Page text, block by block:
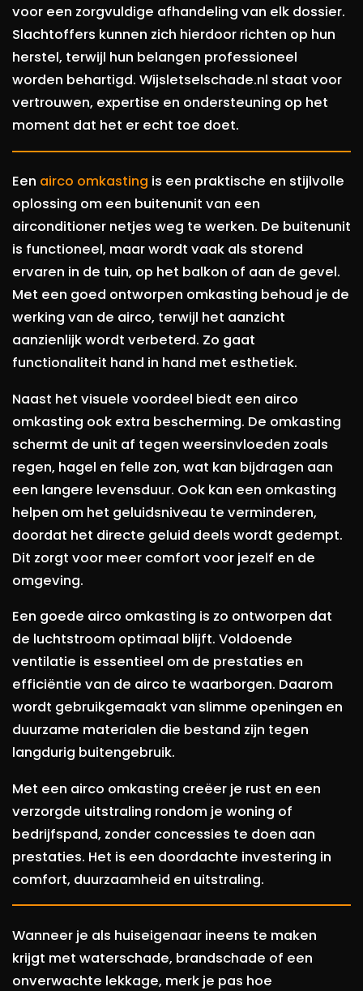
voor een zorgvuldige afhandeling van elk dossier.
Slachtoffers kunnen zich hierdoor richten op hun
herstel, terwijl hun belangen professioneel
worden behartigd. Wijsletselschade.nl staat voor
vertrouwen, expertise en ondersteuning op het
moment dat het er echt toe doet.
Een airco omkasting is een praktische en stijlvolle
oplossing om een buitenunit van een
airconditioner netjes weg te werken. De buitenunit
is functioneel, maar wordt vaak als storend
ervaren in de tuin, op het balkon of aan de gevel.
Met een goed ontworpen omkasting behoud je de
werking van de airco, terwijl het aanzicht
aanzienlijk wordt verbeterd. Zo gaat
functionaliteit hand in hand met esthetiek.
Naast het visuele voordeel biedt een airco
omkasting ook extra bescherming. De omkasting
schermt de unit af tegen weersinvloeden zoals
regen, hagel en felle zon, wat kan bijdragen aan
een langere levensduur. Ook kan een omkasting
helpen om het geluidsniveau te verminderen,
doordat het directe geluid deels wordt gedempt.
Dit zorgt voor meer comfort voor jezelf en de
omgeving.
Een goede airco omkasting is zo ontworpen dat
de luchtstroom optimaal blijft. Voldoende
ventilatie is essentieel om de prestaties en
efficiëntie van de airco te waarborgen. Daarom
wordt gebruikgemaakt van slimme openingen en
duurzame materialen die bestand zijn tegen
langdurig buitengebruik.
Met een airco omkasting creëer je rust en een
verzorgde uitstraling rondom je woning of
bedrijfspand, zonder concessies te doen aan
prestaties. Het is een doordachte investering in
comfort, duurzaamheid en uitstraling.
Wanneer je als huiseigenaar ineens te maken
krijgt met waterschade, brandschade of een
onverwachte lekkage, merk je pas hoe